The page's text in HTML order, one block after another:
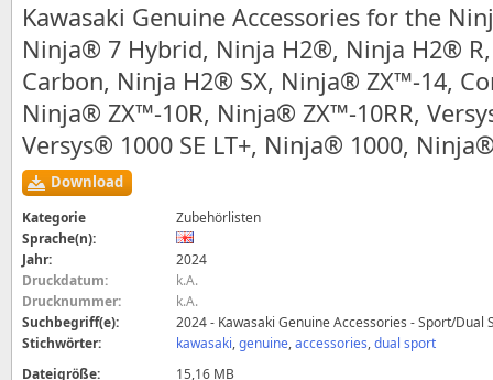
Kawasaki Genuine Accessories for the
Ninja® 7 Hybrid, Ninja H2®, Ninja H2®
Carbon, Ninja H2® SX, Ninja® ZX™-14,
Ninja® ZX™-10R, Ninja® ZX™-10RR,
Versys® 1000 SE LT+, Ninja® 1000,
Download
Kategorie
Zubehörlisten
Sprache(n):
Jahr:
2024
Druckdatum:
k.A.
Drucknummer:
k.A.
Suchbegriff(e):
2024 - Kawasaki Genuine Accessories - Sport/
Stichwörter:
kawasaki,genuine,accessories,dual sport
Dateigröße:
15,16 MB